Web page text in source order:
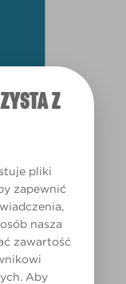
Z
pliki
zapewnić
nasza
zawartość
Aby
BĘDZIE